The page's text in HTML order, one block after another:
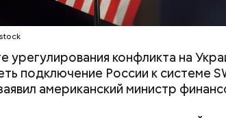
урегулирования конфликта на
подключение России к системе
американский министр